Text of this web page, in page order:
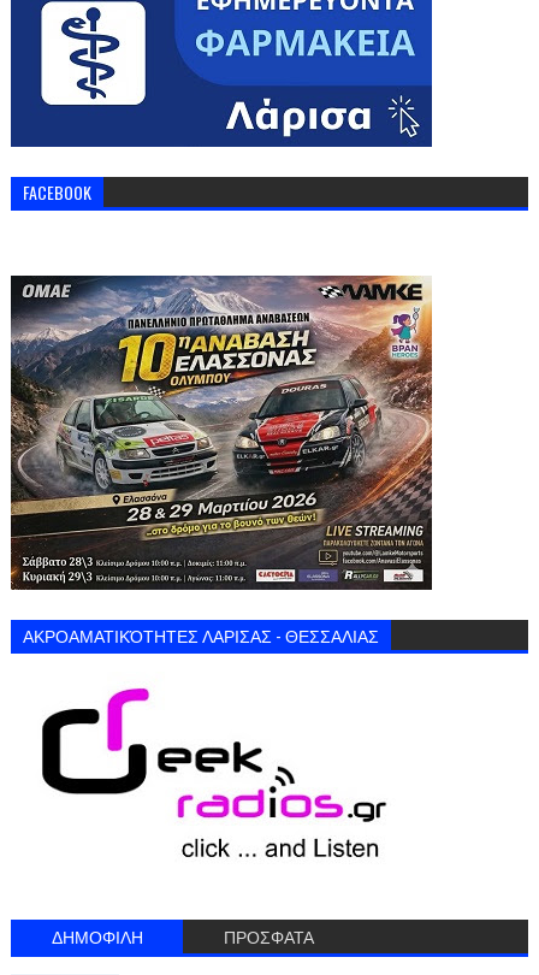
FACEBOOK
ΑΚΡΟΑΜΑΤΙΚΌΤΗΤΕΣ ΛΑΡΙΣΑΣ - ΘΕΣΣΑΛΙΑΣ
ΔΗΜΟΦΙΛΗ ΠΡΟΣΦΑΤΑ